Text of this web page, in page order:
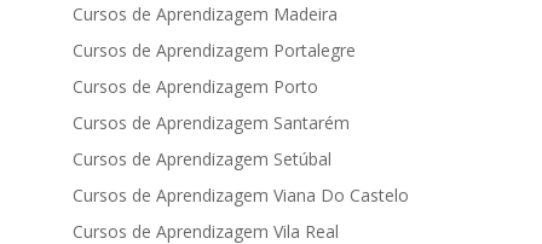
Cursos de Aprendizagem Madeira
Cursos de Aprendizagem Portalegre
Cursos de Aprendizagem Porto
Cursos de Aprendizagem Santarém
Cursos de Aprendizagem Setúbal
Cursos de Aprendizagem Viana Do Castelo
Cursos de Aprendizagem Vila Real